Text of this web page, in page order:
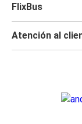
FlixBus
Atención al